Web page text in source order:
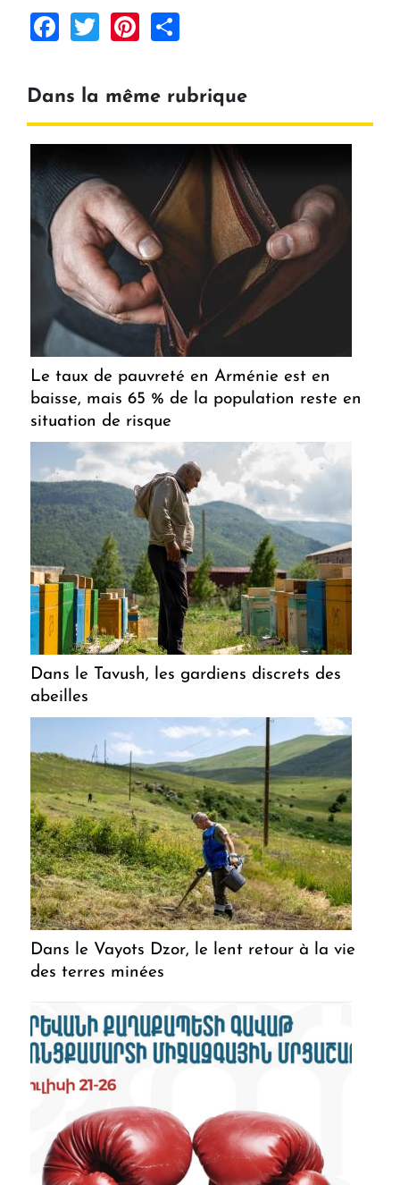
Facebook
TwitterPinterest
Dans la même rubrique
Le taux de pauvreté en Arménie est en
baisse, mais 65 % de la population reste en
situation de risque
Dans le Tavush, les gardiens discrets des
abeilles
Dans le Vayots Dzor, le lent retour à la vie
des terres minées